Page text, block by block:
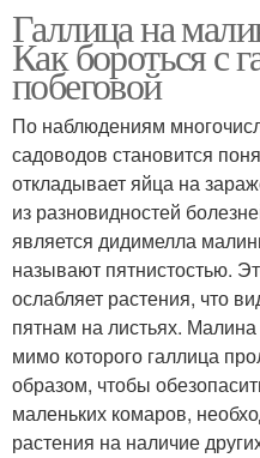
Галлица на
Как бороться с
побеговой
По наблюдениям
садоводов становится
откладывает яйца на
из разновидностей
является дидимелла
называют пятнистостью.
ослабляет растения, что
пятнам на листьях.
мимо которого галлица
образом, чтобы
маленьких комаров,
растения на наличие